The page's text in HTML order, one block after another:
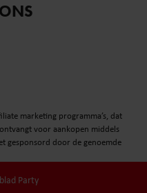
marketing programma’s, dat
voor aankopen middels
gesponsord door de genoemde
Party